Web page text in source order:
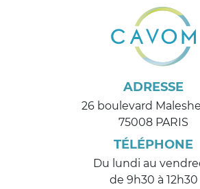
ADRESSE
26 boulevard
75008 PARIS
TÉLÉPHONE
Du lundi au
de 9h30 à 12h30